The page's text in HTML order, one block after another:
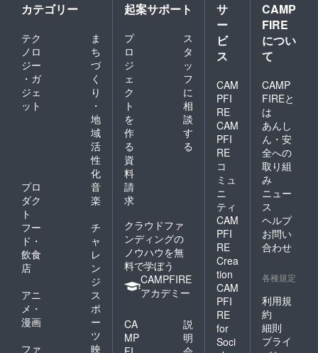
カテゴリー
テク
ノロ
ジー
・ガ
ジェ
ット
ま
ち
づ
く
り
・
地
域
活
性
化
プロ
ダク
ト
音
楽
フー
ド・
飲食
店
チ
ャ
レ
ン
ジ
アニ
メ・
漫画
ス
ポ
ー
ツ
ファ
映
起案サポート
プ
ロ
ジ
ェ
ク
ト
を
作
る
ス
タ
ッ
フ
に
相
談
す
る
資
料
請
求
クラウドファ
ンディングの
ノウハウを無
料で学ぼう
CAMPFIRE
アカデミー
CA
MP
説
明
サ
ー
ビ
ス
CAM
PFI
RE
CAM
PFI
RE
コ
ミュ
ニ
ティ
CAM
PFI
RE
Crea
tion
CAM
PFI
RE
for
Soci
CAMP
FIRE
につい
て
CAMP
FIREと
は
あんし
ん・安
全への
取り組
み
ニュー
ス
ヘルプ
お問い
合わせ
各種規定
利用規
約
細則
プライ